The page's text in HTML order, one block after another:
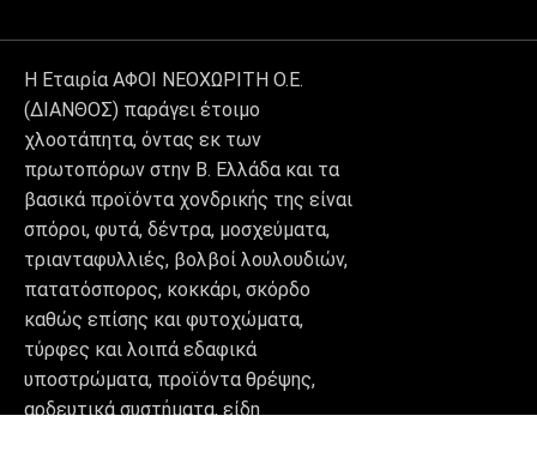
Η Εταιρία ΑΦΟΙ ΝΕΟΧΩΡΙΤΗ Ο.Ε.
(ΔΙΑΝΘΟΣ) παράγει έτοιμο
χλοοτάπητα, όντας εκ των
πρωτοπόρων στην Β. Ελλάδα και τα
βασικά προϊόντα χονδρικής της είναι
σπόροι, φυτά, δέντρα, μοσχεύματα,
τριανταφυλλιές, βολβοί λουλουδιών,
πατατόσπορος, κοκκάρι, σκόρδο
καθώς επίσης και φυτοχώματα,
τύρφες και λοιπά εδαφικά
υποστρώματα, προϊόντα θρέψης,
αρδευτικά συστήματα, είδη